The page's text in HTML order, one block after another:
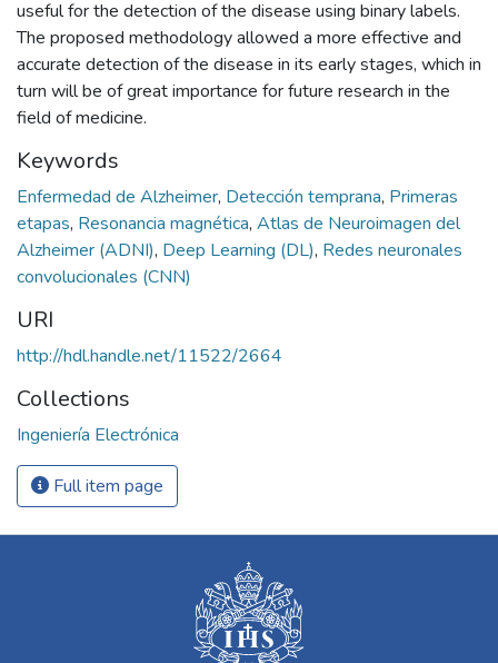
useful for the detection of the disease using binary labels.
The proposed methodology allowed a more effective and
accurate detection of the disease in its early stages, which in
turn will be of great importance for future research in the
field of medicine.
Keywords
Enfermedad de Alzheimer, Detección temprana, Primeras
etapas, Resonancia magnética, Atlas de Neuroimagen del
Alzheimer (ADNI), Deep Learning (DL), Redes neuronales
convolucionales (CNN)
URI
http://hdl.handle.net/11522/2664
Collections
Ingeniería Electrónica
Full item page